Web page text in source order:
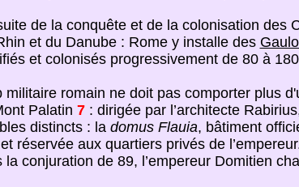
de la conquête et de la colonisation des
et du Danube : Rome y installe des
et colonisés progressivement de 80 à
militaire romain ne doit pas comporter plus
Palatin 7 : dirigée par l’architecte
distincts : la domus Flauia, bâtiment
réservée aux quartiers privés de
la conjuration de 89, l’empereur Domitien